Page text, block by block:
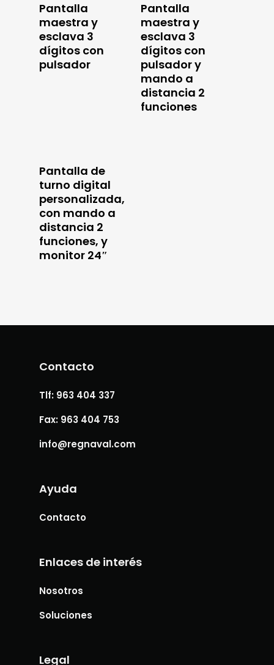
Pantalla
maestra y
esclava 3
dígitos con
pulsador
Pantalla
maestra y
esclava 3
dígitos con
pulsador y
mando a
distancia 2
funciones
Pantalla de
turno digital
personalizada,
con mando a
distancia 2
funciones, y
monitor 24″
Contacto
Tlf: 963 404 337
Fax: 963 404 753
info@regnaval.com
Ayuda
Contacto
Enlaces de interés
Nosotros
Soluciones
Legal